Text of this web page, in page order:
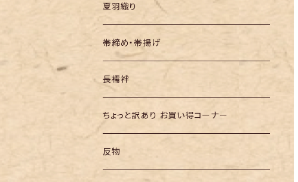
夏羽織り
帯締め・帯揚げ
長襦袢
ちょっと訳あり お買い得コーナー
反物